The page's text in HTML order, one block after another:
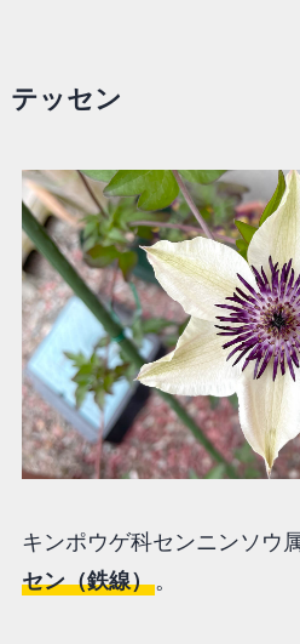
テッセン
キンポウゲ科センニンソウ
セン（鉄線）。